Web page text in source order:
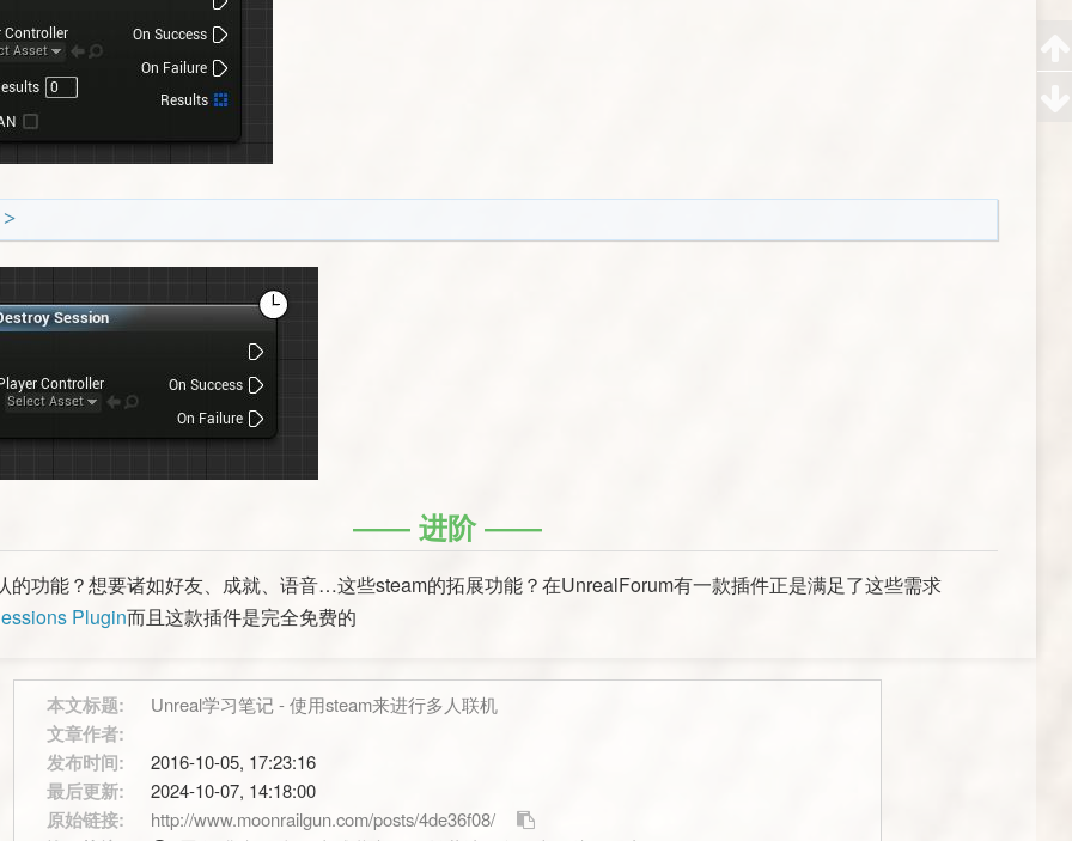
进阶
的功能？想要诸如好友、成就、语音…这些steam的拓展功能？在UnrealForum有一款插件正是满足了这些需求
Plugin而且这款插件是完全免费的
本文标题: Unreal学习笔记 - 使用steam来进行多人联机
文章作者:
发布时间:
2016-10-05, 17:23:16
最后更新: 2024-10-07, 14:18:00
原始链接: http://www.moonrailgun.com/posts/4de36f08/